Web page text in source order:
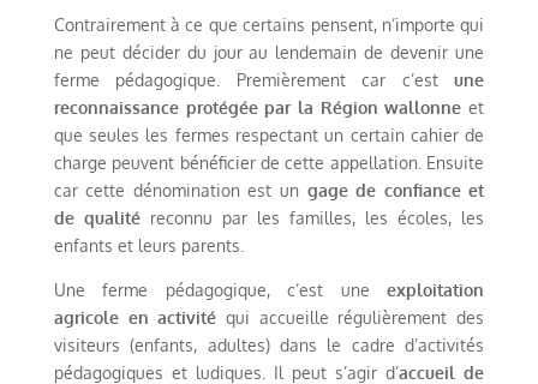
Contrairement à ce que certains pensent, n’importe qui
ne peut décider du jour au lendemain de devenir une
ferme pédagogique. Premièrement car c’estune
reconnaissance protégée par la Région wallonne et
que seules les fermes respectant un certain cahier de
charge peuvent bénéficier de cette appellation. Ensuite
car cette dénomination est un gage de confiance et
de qualitéreconnu par les familles, les écoles, les
enfants et leurs parents.
Une ferme pédagogique, c’est uneexploitation
agricole en activité qui accueille régulièrement des
visiteurs (enfants, adultes) dans le cadre d’activités
pédagogiques et ludiques. Il peut s’agir d’accueil de